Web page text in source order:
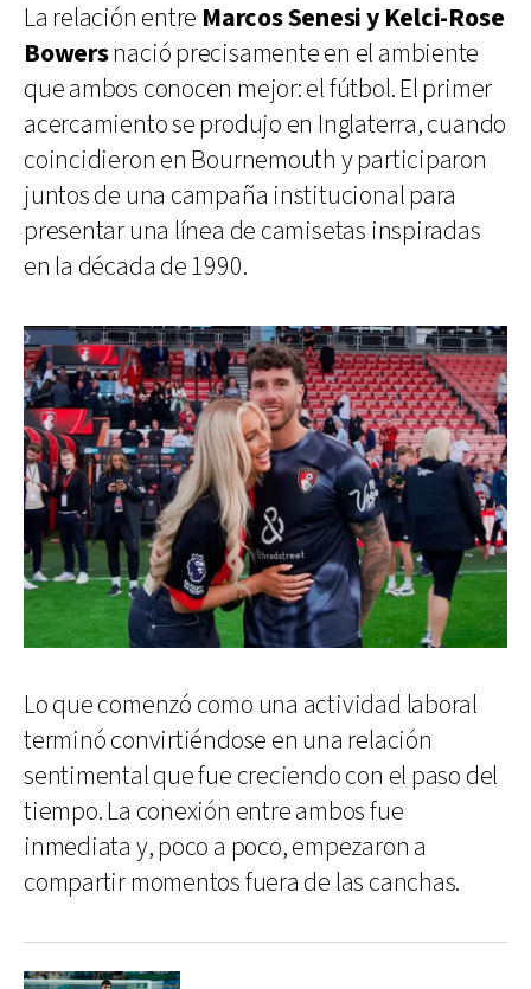
La relación entre Marcos Senesi y Kelci-Rose
Bowersnació precisamente en el ambiente
que ambos conocen mejor: el fútbol. El primer
acercamiento se produjo en Inglaterra, cuando
coincidieron en Bournemouth y participaron
juntos de una campaña institucional para
presentar una línea de camisetas inspiradas
en la década de 1990.
Lo que comenzó como una actividad laboral
terminó convirtiéndose en una relación
sentimental que fue creciendo con el paso del
tiempo. La conexión entre ambos fue
inmediata y, poco a poco, empezaron a
compartir momentos fuera de las canchas.